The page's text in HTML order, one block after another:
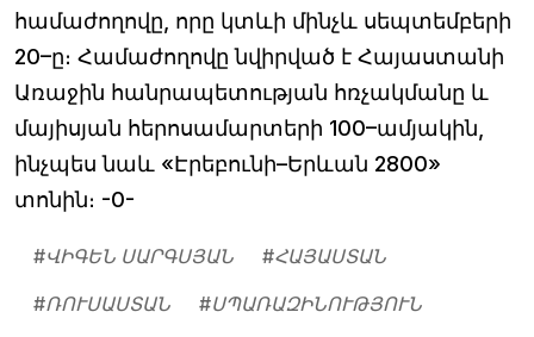
համաժողովը, որը կտևի մինչև սեպտեմբերի
20–ը։ Համաժողովը նվիրված է Հայաստանի
Առաջին հանրապետության հռչակմանը և
մայիսյան հերոսամարտերի 100–ամյակին,
ինչպես նաև «Էրեբունի–Երևան 2800»
տոնին։ -0-
#ՎԻԳԵՆ ՍԱՐԳՍՅԱՆ #ՀԱՅԱՍՏԱՆ
#ՌՈՒՍԱՍՏԱՆ #ՍՊԱՌԱԶԻՆՈՒԹՅՈՒՆ